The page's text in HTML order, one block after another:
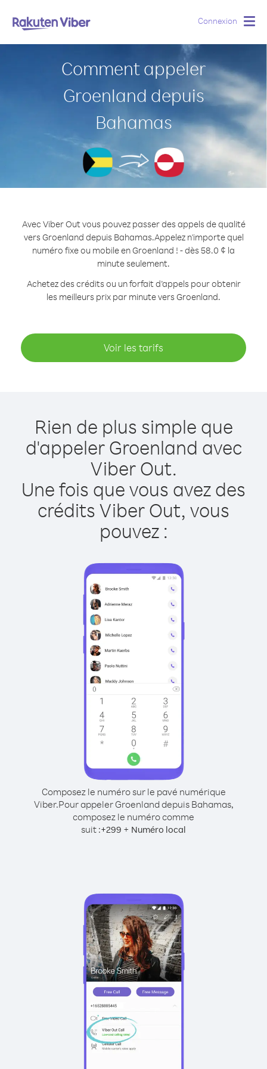
Connexion
Comment appeler
Groenland depuis
Bahamas
Avec Viber Out vous pouvez passer des appels de qualité
vers Groenland depuis Bahamas.Appelez n'importe quel
numéro fixe ou mobile en Groenland ! - dès 58.0 ¢ la
minute seulement.
Achetez des crédits ou un forfait d’appels pour obtenir
les meilleurs prix par minute vers Groenland.
Voir les tarifs
Rien de plus simple que
d'appeler Groenland avec
Viber Out.
Une fois que vous avez des
crédits Viber Out, vous
pouvez :
Composez le numéro sur le pavé numérique
Viber.Pour appeler Groenland depuis Bahamas,
composez le numéro comme
suit :+299 + Numéro local